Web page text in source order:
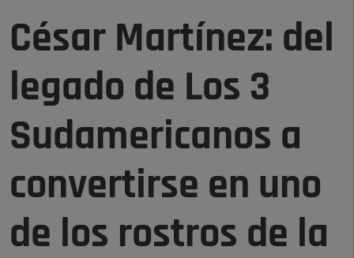
César Martínez: del
legado de Los 3
Sudamericanos a
convertirse en uno
de los rostros de la